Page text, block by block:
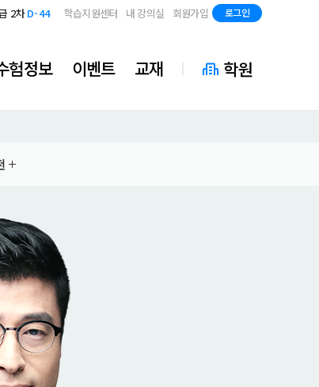
학습지원센터 내 강의실 회원가입 로그인
2차D-44
7급
험정보 이벤트 교재 학원